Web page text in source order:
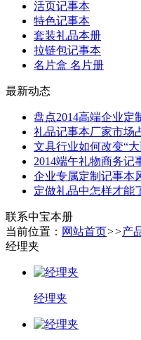
活页记事本
特色记事本
套装礼品本册
拉链包记事本
名片盒 名片册
最新动态
盘点2014高端企业定
礼品记事本厂家市场
文具行业如何改变“
2014端午礼物商务记
企业专属定制记事本
定做礼品中怎样才能
联系中宝本册
当前位置： 网站首页>>产
经理夹
经理夹